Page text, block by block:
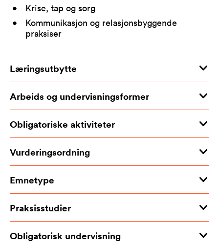
Krise, tap og sorg
Kommunikasjon og relasjonsbyggende
praksiser
Læringsutbytte
Arbeids og undervisningsformer
Obligatoriske aktiviteter
Vurderingsordning
Emnetype
Praksisstudier
Obligatorisk undervisning